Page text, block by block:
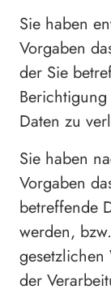
Sie haben
Vorgaben
der Sie
Daten zu
Sie haben
Vorgaben
betreffende
werden,
der